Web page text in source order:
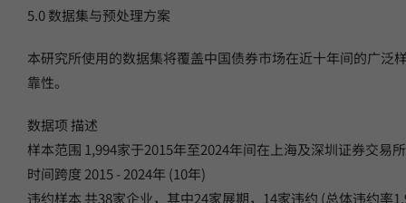
5.0 数据集与预处理方案
本研究所使用的数据集将覆盖中国债券市场在近十年间的广
靠性。
数据项 描述
样本范围 1,994家于2015年至2024年间在上海及深圳证券交易
时间跨度 2015 - 2024年 (10年)
违约样本 共38家企业，其中24家展期，14家违约 (总体违约率